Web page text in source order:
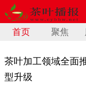
首页 聚焦
茶叶加工领域全面
型升级